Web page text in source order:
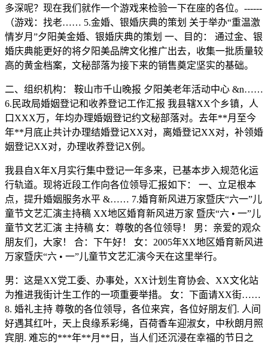
多深呢？现在我们就作一个游戏来检验一下在座的各位。------
（游戏：找老…… 5.金婚、银婚庆典的策划 关于举办“重温激
情岁月”夕阳美金婚、银婚庆典的策划 一、目的： 通过金、银
婚庆典能更好的将夕阳美品牌文化推广出去，收集一批质量较
高的黄金档案，文秘部落为接下来的销售奠定坚实的基础。
二、组织机构： 鞍山市千山晚报 夕阳美老年活动中心 &n……
6.民政局婚姻登记和收养登记工作汇报 我县辖XX个乡镇，人
口XXX万，年均办理婚姻登记约文秘部落对。去年**月至今
年**月底止共计办理结婚登记XX对，离婚登记XX对，补领婚
姻登记XX对，办理收养登记X例。
我县自X年X月实行集中登记一年多来，已基本步入规范化运
行轨道。现将近段工作向各位领导汇报如下： 一、立足根本
点，提升婚姻服务水平 &…… 7.婚育新风进万家暨庆“六一”儿
童节文艺汇演主持稿 XX地区婚育新风进万家 暨庆“六 • 一”儿
童节文艺汇演 主持稿 女：尊敬的各位领导！ 男：亲爱的观众
朋友们，大家！ 合：下午好！ 女：2005年XX地区婚育新风进
万家暨庆“六 • 一”儿童节文艺汇演今天在这里举行。
男：这是XX党工委、办事处，XX计划生育协会、XX文化站
为推进我街计生工作的一项重要举措。 女：下面请XX街……
8. 婚礼主持 尊敬的各位领导，各位来宾，各位好朋友们. 人间
好遇其红叶，天上良缘系彩绳，百荷香车迎淑女，中秋朗月照
宾朋. 难忘的***年**月**日，当人们还沉浸在幸福的节日之